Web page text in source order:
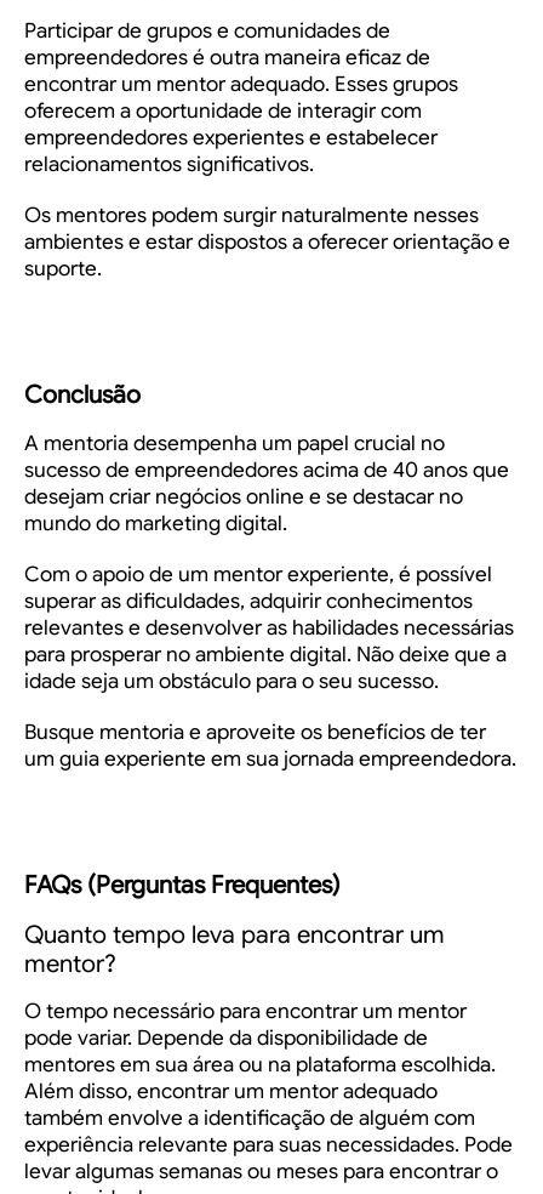
Participar de grupos e comunidades de
empreendedores é outra maneira eficaz de
encontrar um mentor adequado. Esses grupos
oferecem a oportunidade de interagir com
empreendedores experientes e estabelecer
relacionamentos significativos.
Os mentores podem surgir naturalmente nesses
ambientes e estar dispostos a oferecer orientação e
suporte.
Conclusão
A mentoria desempenha um papel crucial no
sucesso de empreendedores acima de 40 anos que
desejam criar negócios online e se destacar no
mundo do marketing digital.
Com o apoio de um mentor experiente, é possível
superar as dificuldades, adquirir conhecimentos
relevantes e desenvolver as habilidades necessárias
para prosperar no ambiente digital. Não deixe que a
idade seja um obstáculo para o seu sucesso.
Busque mentoria e aproveite os benefícios de ter
um guia experiente em sua jornada empreendedora.
FAQs (Perguntas Frequentes)
Quanto tempo leva para encontrar um
mentor?
O tempo necessário para encontrar um mentor
pode variar. Depende da disponibilidade de
mentores em sua área ou na plataforma escolhida.
Além disso, encontrar um mentor adequado
também envolve a identificação de alguém com
experiência relevante para suas necessidades. Pode
levar algumas semanas ou meses para encontrar o